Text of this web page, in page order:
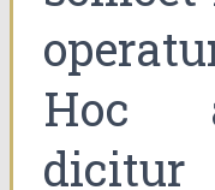
Hoc
dicitur